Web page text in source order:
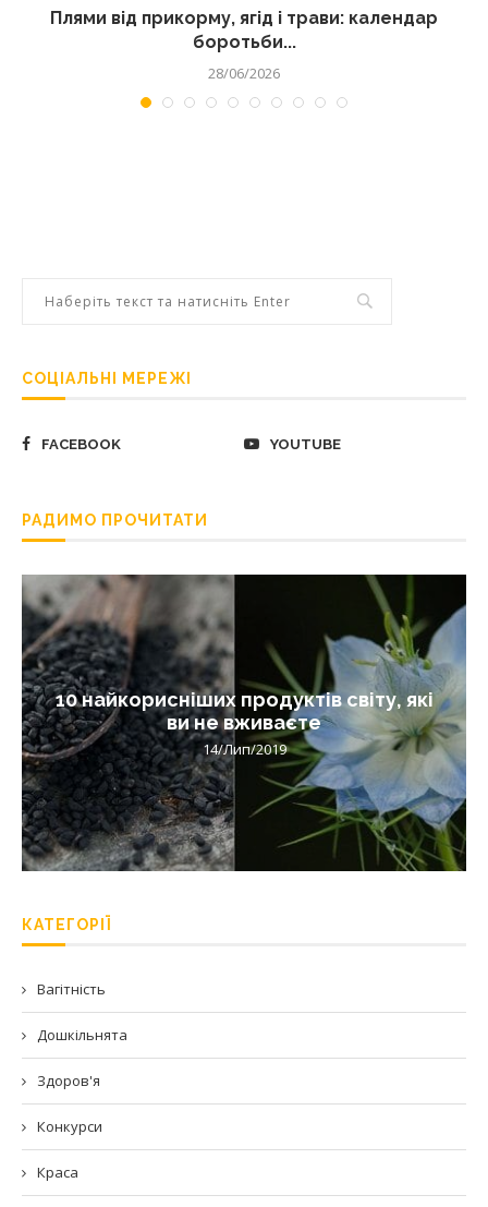
Плями від прикорму, ягід і трави: календар
боротьби...
28/06/2026
СОЦІАЛЬНІ МЕРЕЖІ
FACEBOOK YOUTUBE
РАДИМО ПРОЧИТАТИ
10 найкорисніших продуктів світу, які
ви не вживаєте
14/Лип/2019
КАТЕГОРІЇ
Вагітність
Дошкільнята
Здоров'я
Конкурси
Краса